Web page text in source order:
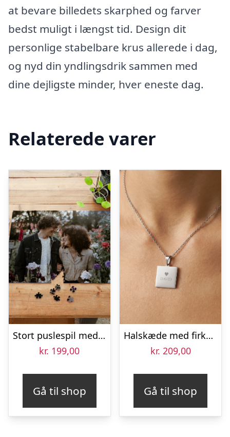
at bevare billedets skarphed og farver
bedst muligt i længst tid. Design dit
personlige stabelbare krus allerede i dag,
og nyd din yndlingsdrik sammen med
dine dejligste minder, hver eneste dag.
Relaterede varer
Stort puslespil med eget billede – 500 brikker
kr. 199,00
Gå til shop
Halskæde med firkantet vedhæng med tekst – Sølv
kr. 209,00
Gå til shop